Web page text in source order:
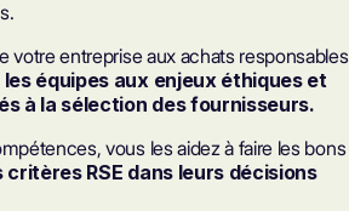
votre entreprise aux achats responsables
équipes aux enjeux éthiques et
à la sélection des fournisseurs.
vous les aidez à faire les bons
RSE dans leurs décisions